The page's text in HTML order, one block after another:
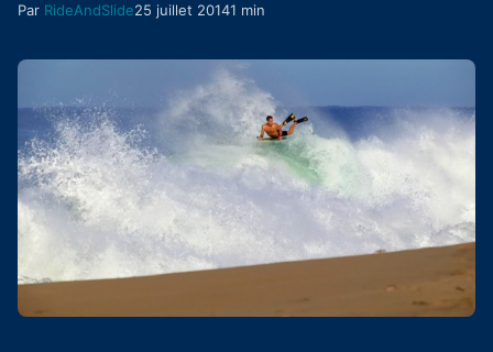
Par RideAndSlide25 juillet 20141 min